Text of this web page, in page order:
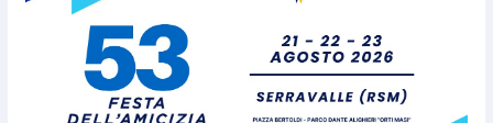
Protezione Civile San Marino. Incendi boschivi:
attivazione della fase preliminare di preallarme,
dal 3 al 9 agosto
6 Agosto 2026